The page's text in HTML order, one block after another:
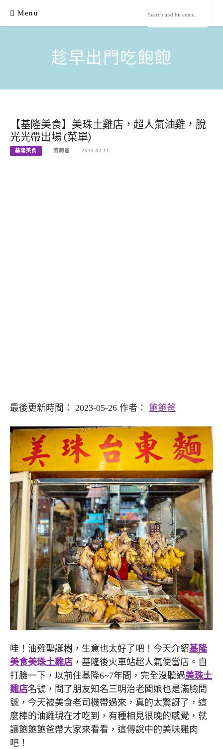
content
Menu
趁早出門吃飽飽
【基隆美食】美珠土雞店，超人氣油雞，脫
光光帶出場 (菜單)
基隆美食 飽飽爸 2023-02-11
最後更新時間： 2023-05-26 作者： 飽飽爸
哇！油雞聖誕樹，生意也太好了吧！今天介紹基隆
美食美珠土雞店 ，基隆後火車站超人氣便當店。自
打臉一下，以前住基隆6~7年間，完全沒聽過美珠土
雞店名號，問了朋友知名三明治老闆娘也是滿臉問
號，今天被美食老司機帶過來，真的太驚訝了，這
麼棒的油雞現在才吃到，有種相見很晚的感覺，就
讓飽飽飽爸帶大家來看看，這傳說中的美味雞肉
吧！